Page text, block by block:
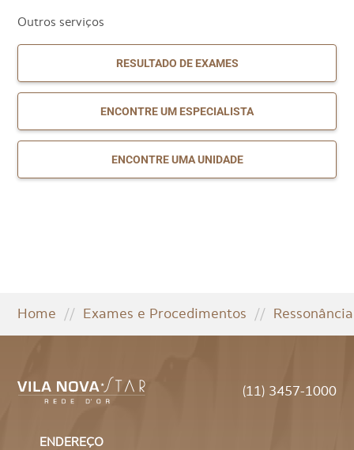
Outros serviços
RESULTADO DE EXAMES
ENCONTRE UM ESPECIALISTA
ENCONTRE UMA UNIDADE
Home // Exames e Procedimentos //
(11) 3457-1000
ENDEREÇO